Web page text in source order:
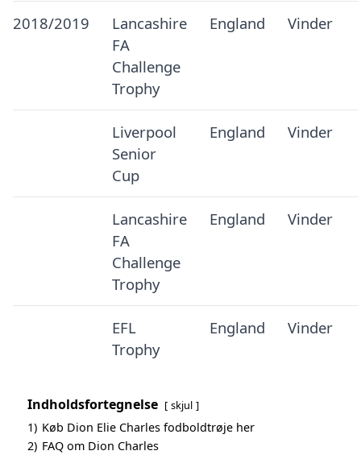
2018/2019
Lancashire
FA
Challenge
Trophy
England Vinder
Liverpool
Senior
Cup
England Vinder
Lancashire
FA
Challenge
Trophy
England Vinder
EFL
Trophy
England Vinder
Indholdsfortegnelse skjul
1) Køb Dion Elie Charles fodboldtrøje her
2) FAQ om Dion Charles